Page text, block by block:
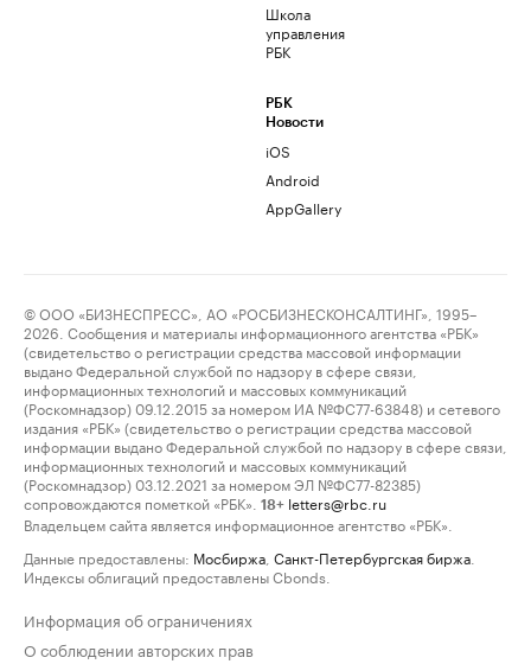
Школа
управления
РБК
РБК
Новости
iOS
Android
AppGallery
© ООО «БИЗНЕСПРЕСС», АО «РОСБИЗНЕСКОНСАЛТИНГ», 1995–
2026. Сообщения и материалы информационного агентства «РБК»
(свидетельство о регистрации средства массовой информации
выдано Федеральной службой по надзору в сфере связи,
информационных технологий и массовых коммуникаций
(Роскомнадзор) 09.12.2015 за номером ИА №ФС77-63848) и сетевого
издания «РБК» (свидетельство о регистрации средства массовой
информации выдано Федеральной службой по надзору в сфере связи,
информационных технологий и массовых коммуникаций
(Роскомнадзор) 03.12.2021 за номером ЭЛ №ФС77-82385)
сопровождаются пометкой «РБК».
18+ letters@rbc.ru
Владельцем сайта является информационное агентство «РБК».
Данные предоставлены: Мосбиржа Санкт-Петербургская биржа
Индексы облигаций предоставлены Cbonds.
Информация об ограничениях
О соблюдении авторских прав